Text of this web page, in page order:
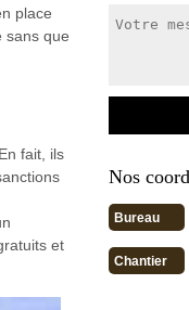
place
sans que
fait, ils
et
Nos
Bureau
Chantier